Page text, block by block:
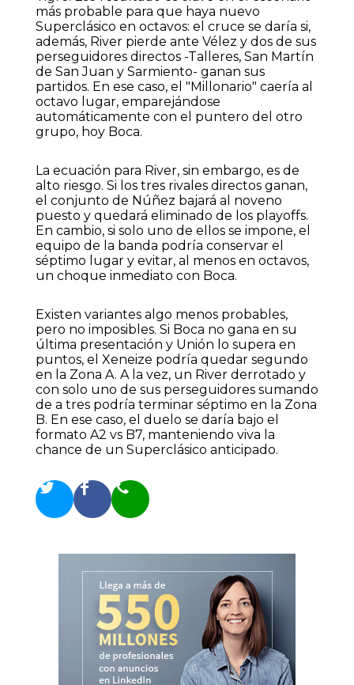
más probable para que haya nuevo
Superclásico en octavos: el cruce se daría si,
además, River pierde ante Vélez y dos de sus
perseguidores directos -Talleres, San Martín
de San Juan y Sarmiento- ganan sus
partidos. En ese caso, el "Millonario" caería al
octavo lugar, emparejándose
automáticamente con el puntero del otro
grupo, hoy Boca.
La ecuación para River, sin embargo, es de
alto riesgo. Si los tres rivales directos ganan,
el conjunto de Núñez bajará al noveno
puesto y quedará eliminado de los playoffs.
En cambio, si solo uno de ellos se impone, el
equipo de la banda podría conservar el
séptimo lugar y evitar, al menos en octavos,
un choque inmediato con Boca.
Existen variantes algo menos probables,
pero no imposibles. Si Boca no gana en su
última presentación y Unión lo supera en
puntos, el Xeneize podría quedar segundo
en la Zona A. A la vez, un River derrotado y
con solo uno de sus perseguidores sumando
de a tres podría terminar séptimo en la Zona
B. En ese caso, el duelo se daría bajo el
formato A2 vs B7, manteniendo viva la
chance de un Superclásico anticipado.